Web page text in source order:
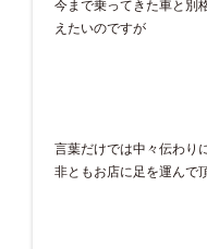
今まで乗ってきた車と別
えたいのですが
言葉だけでは中々伝わり
非ともお店に足を運んで